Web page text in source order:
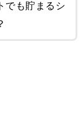
でも貯まるシ